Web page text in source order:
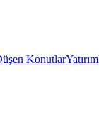
Konutlar